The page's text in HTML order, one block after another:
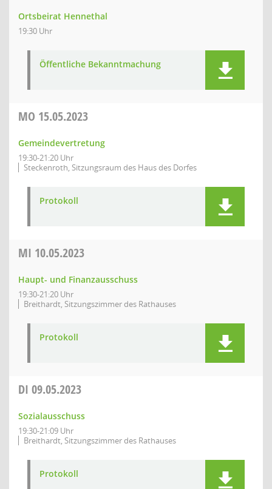
Ortsbeirat Hennethal
19:30 Uhr
Öffentliche Bekanntmachung
MO 15.05.2023
Gemeindevertretung
19:30-21:20 Uhr
Steckenroth, Sitzungsraum des Haus des Dorfes
Protokoll
MI 10.05.2023
Haupt- und Finanzausschuss
19:30-21:20 Uhr
Breithardt, Sitzungszimmer des Rathauses
Protokoll
DI 09.05.2023
Sozialausschuss
19:30-21:09 Uhr
Breithardt, Sitzungszimmer des Rathauses
Protokoll